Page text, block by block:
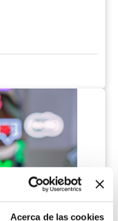
Acerca de las cookies